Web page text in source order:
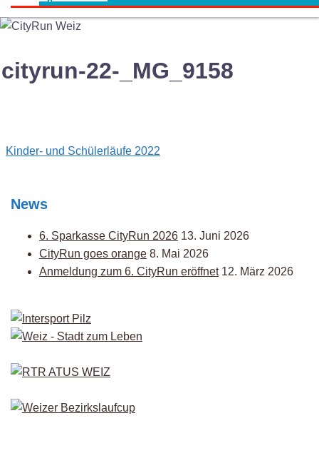
cityrun-22-_MG_9158
Post
Kinder- und Schülerläufe 2022
News
6. Sparkasse CityRun 2026 13. Juni 2026
CityRun goes orange 8. Mai 2026
Anmeldung zum 6. CityRun eröffnet 12. März 2026